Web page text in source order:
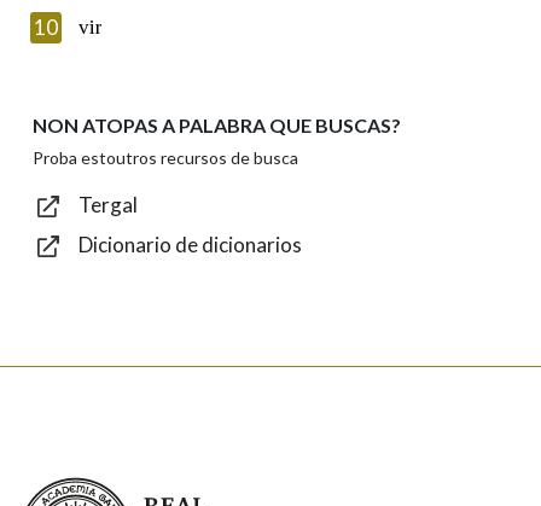
Enviar
10 vir
NON ATOPAS A PALABRA QUE BUSCAS?
Proba estoutros recursos de busca
Tergal
Dicionario de dicionarios
Real Academia Galega